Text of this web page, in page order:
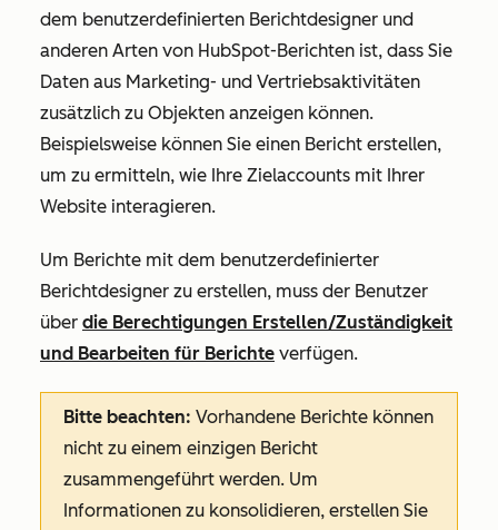
dem benutzerdefinierten Berichtdesigner und
anderen Arten von HubSpot-Berichten ist, dass Sie
Daten aus Marketing- und Vertriebsaktivitäten
zusätzlich zu Objekten anzeigen können.
Beispielsweise können Sie einen Bericht erstellen,
um zu ermitteln, wie Ihre Zielaccounts mit Ihrer
Website interagieren.
Um Berichte mit dem benutzerdefinierter
Berichtdesigner zu erstellen, muss der Benutzer
über die Berechtigungen Erstellen/Zuständigkeit
und Bearbeiten für Berichte verfügen.
Bitte beachten: Vorhandene Berichte können
nicht zu einem einzigen Bericht
zusammengeführt werden. Um
Informationen zu konsolidieren, erstellen Sie